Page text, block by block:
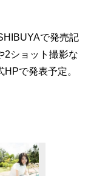
で発売記
2ショット撮影な
で発表予定。